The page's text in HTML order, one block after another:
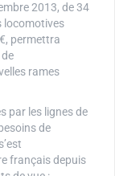
2013, de 34
locomotives
permettra
rames
par les lignes de
de
français depuis